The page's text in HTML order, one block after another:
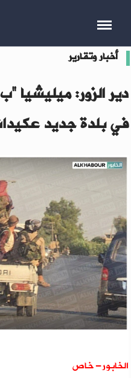
أخبار وتقارير
دير الزور:
في بلدة جديد
الخابور- خاص